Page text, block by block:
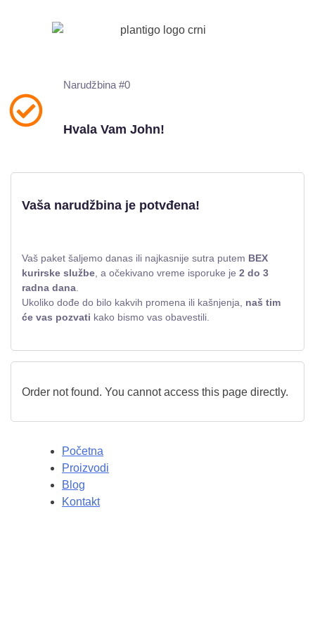
Narudžbina #0
Hvala Vam John!
Vaša narudžbina je potvđena!
Vaš paket šaljemo danas ili najkasnije sutra putem BEX
kurirske službe, a očekivano vreme isporuke je 2 do 3
radna dana.
Ukoliko dođe do bilo kakvih promena ili kašnjenja, naš tim
će vas pozvati kako bismo vas obavestili.
Order not found. You cannot access this page directly.
Početna
Proizvodi
Blog
Kontakt